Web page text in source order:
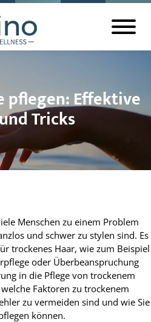
pflegen: Effektive
Tricks
Menschen zu einem Problem
und schwer zu stylen sind. Es
trockenes Haar, wie zum Beispiel
oder Überbeanspruchung
in die Pflege von trockenem
Faktoren zu trockenem
zu vermeiden sind und wie Sie
können.